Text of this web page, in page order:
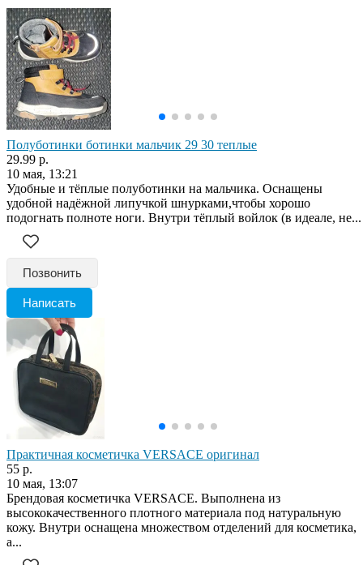
Полуботинки ботинки мальчик 29 30 теплые
29.99 р.
10 мая, 13:21
Удобные и тёплые полуботинки на мальчика. Оснащены
удобной надёжной липучкой шнурками,чтобы хорошо
подогнать полноте ноги. Внутри тёплый войлок (в идеале, не...
Позвонить
Написать
Практичная косметичка VERSACE оригинал
55 р.
10 мая, 13:07
Брендовая косметичка VERSACE. Выполнена из
высококачественного плотного материала под натуральную
кожу. Внутри оснащена множеством отделений для косметика,
а...